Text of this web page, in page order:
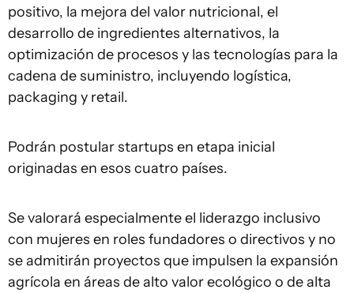
positivo, la mejora del valor nutricional, el
desarrollo de ingredientes alternativos, la
optimización de procesos y las tecnologías para la
cadena de suministro, incluyendo logística,
packaging y retail.
Podrán postular startups en etapa inicial
originadas en esos cuatro países.
Se valorará especialmente el liderazgo inclusivo
con mujeres en roles fundadores o directivos y no
se admitirán proyectos que impulsen la expansión
agrícola en áreas de alto valor ecológico o de alta